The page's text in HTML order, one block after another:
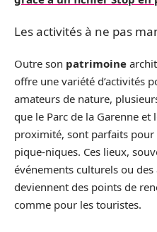
Les activités à ne pas
Outre son patrimoine
offre une variété d’activités
amateurs de nature,
que le Parc de la Garenne et
proximité, sont parfaits pour
pique-niques. Ces lieux,
événements culturels ou
deviennent des points de
comme pour les touristes.